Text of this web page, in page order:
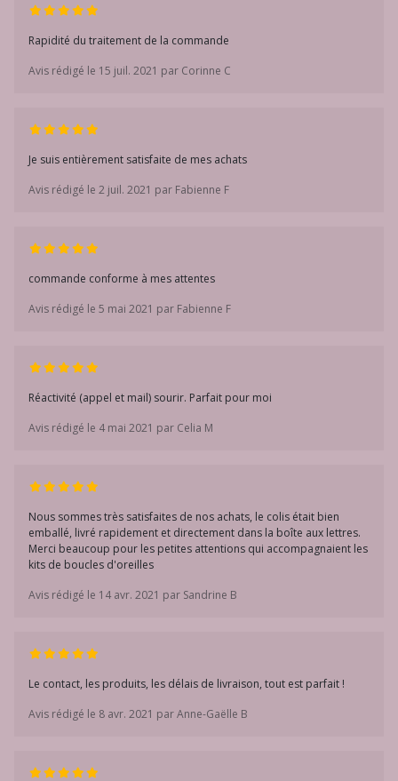
Rapidité du traitement de la commande
Avis rédigé le 15 juil. 2021 par Corinne C
Je suis entièrement satisfaite de mes achats
Avis rédigé le 2 juil. 2021 par Fabienne F
commande conforme à mes attentes
Avis rédigé le 5 mai 2021 par Fabienne F
Réactivité (appel et mail) sourir. Parfait pour moi
Avis rédigé le 4 mai 2021 par Celia M
Nous sommes très satisfaites de nos achats, le colis était bien
emballé, livré rapidement et directement dans la boîte aux lettres.
Merci beaucoup pour les petites attentions qui accompagnaient les
kits de boucles d'oreilles
Avis rédigé le 14 avr. 2021 par Sandrine B
Le contact, les produits, les délais de livraison, tout est parfait !
Avis rédigé le 8 avr. 2021 par Anne-Gaëlle B